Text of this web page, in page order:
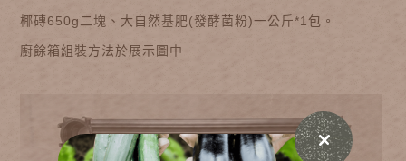
椰磚650g二塊、大自然基肥(發酵菌粉)一公斤*1包。
廚餘箱組裝方法於展示圖中